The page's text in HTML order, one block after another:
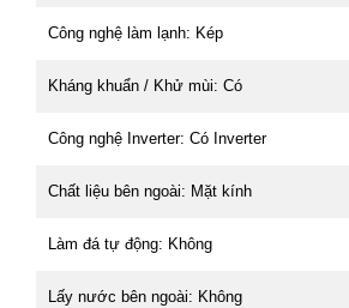
Công nghệ làm lạnh: Kép
Kháng khuẩn / Khử mùi: Có
Công nghệ Inverter: Có Inverter
Chất liệu bên ngoài: Mặt kính
Làm đá tự động: Không
Lấy nước bên ngoài: Không